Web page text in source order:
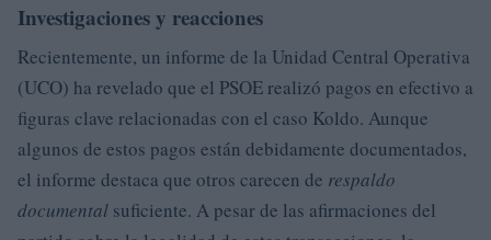
Investigaciones y reacciones
Recientemente, un informe de la Unidad Central Operativa
(UCO) ha revelado que el PSOE realizó pagos en efectivo a
figuras clave relacionadas con el caso Koldo. Aunque
algunos de estos pagos están debidamente documentados,
el informe destaca que otros carecen de respaldo
documental suficiente. A pesar de las afirmaciones del